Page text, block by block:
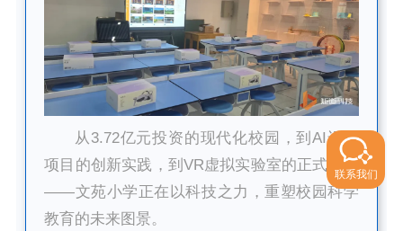
从3.72亿元投资的现代化校园，到AI运动
项目的创新实践，到VR虚拟实验室的正式落地
——文苑小学正在以科技之力，重塑校园科学
教育的未来图景。
联系我们